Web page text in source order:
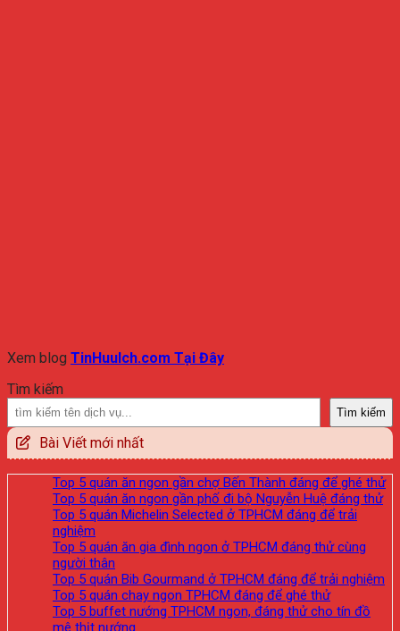
Xem blog TinHuuIch.com Tại Đây
Tìm kiếm
Tìm kiếm
Bài Viết mới nhất
Top 5 quán ăn ngon gần chợ Bến Thành đáng để ghé thử
Top 5 quán ăn ngon gần phố đi bộ Nguyễn Huệ đáng thử
Top 5 quán Michelin Selected ở TPHCM đáng để trải
nghiệm
Top 5 quán ăn gia đình ngon ở TPHCM đáng thử cùng
người thân
Top 5 quán Bib Gourmand ở TPHCM đáng để trải nghiệm
Top 5 quán chay ngon TPHCM đáng để ghé thử
Top 5 buffet nướng TPHCM ngon, đáng thử cho tín đồ
mê thịt nướng